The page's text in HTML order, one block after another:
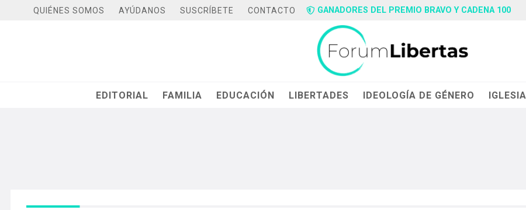
QUIÉNES SOMOS AYÚDANOS SUSCRÍBETE CONTACTO GANADORES DEL PREMIO BRAVO Y CADENA 100
EDITORIAL FAMILIA EDUCACIÓN LIBERTADES IDEOLOGÍA DE GÉNERO IGLESIA